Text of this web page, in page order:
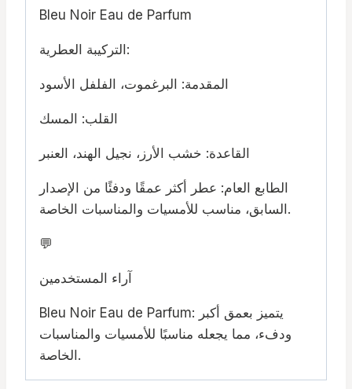
Bleu Noir Eau de Parfum
التركيبة العطرية:
المقدمة: البرغموت، الفلفل الأسود
القلب: المسك
القاعدة: خشب الأرز، نجيل الهند، العنبر
الطابع العام: عطر أكثر عمقًا ودفئًا من الإصدار
السابق، مناسب للأمسيات والمناسبات الخاصة.
💬
آراء المستخدمين
Bleu Noir Eau de Parfum: يتميز بعمق أكبر
ودفء، مما يجعله مناسبًا للأمسيات والمناسبات
الخاصة.